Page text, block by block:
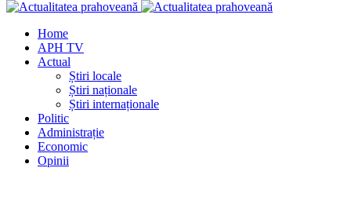
Home
APH TV
Actual
Știri locale
Știri naționale
Știri internaționale
Politic
Administrație
Economic
Opinii